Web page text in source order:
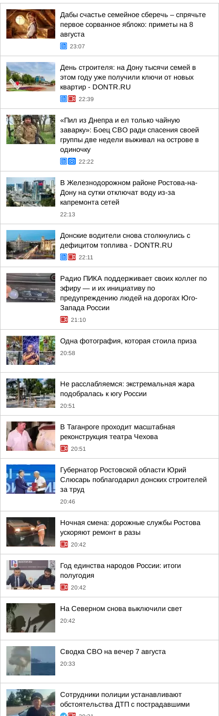
Дабы счастье семейное сберечь – спрячьте
первое сорванное яблоко: приметы на 8
августа
23:07
День строителя: на Дону тысячи семей в
этом году уже получили ключи от новых
квартир - DONTR.RU
22:39
«Пил из Днепра и ел только чайную
заварку»: Боец СВО ради спасения своей
группы две недели выживал на острове в
одиночку
22:22
В Железнодорожном районе Ростова-на-
Дону на сутки отключат воду из-за
капремонта сетей
22:13
Донские водители снова столкнулись с
дефицитом топлива - DONTR.RU
22:11
Радио ПИКА поддерживает своих коллег по
эфиру — и их инициативу по
предупреждению людей на дорогах Юго-
Запада России
21:10
Одна фотография, которая стоила приза
20:58
Не расслабляемся: экстремальная жара
подобралась к югу России
20:51
В Таганроге проходит масштабная
реконструкция театра Чехова
20:51
Губернатор Ростовской области Юрий
Слюсарь поблагодарил донских строителей
за труд
20:46
Ночная смена: дорожные службы Ростова
ускоряют ремонт в разы
20:42
Год единства народов России: итоги
полугодия
20:42
На Северном снова выключили свет
20:42
Сводка СВО на вечер 7 августа
20:33
Сотрудники полиции устанавливают
обстоятельства ДТП с пострадавшими